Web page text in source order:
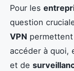
Pour les
question
VPN
accéder à quoi,
et de